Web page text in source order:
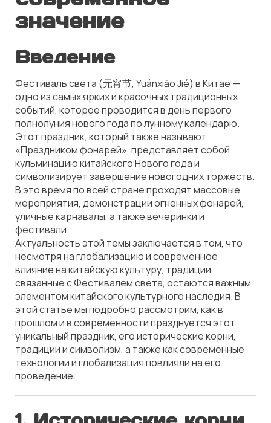
значение
Введение
Фестиваль света (元宵节, Yuánxiāo Jié) в Китае —
одно из самых ярких и красочных традиционных
событий, которое проводится в день первого
полнолуния нового года по лунному календарю.
Этот праздник, который также называют
«Праздником фонарей», представляет собой
кульминацию китайского Нового года и
символизирует завершение новогодних торжеств.
В это время по всей стране проходят массовые
мероприятия, демонстрации огненных фонарей,
уличные карнавалы, а также вечеринки и
фестивали.
Актуальность этой темы заключается в том, что
несмотря на глобализацию и современное
влияние на китайскую культуру, традиции,
связанные с Фестивалем света, остаются важным
элементом китайского культурного наследия. В
этой статье мы подробно рассмотрим, как в
прошлом и в современности празднуется этот
уникальный праздник, его исторические корни,
традиции и символизм, а также как современные
технологии и глобализация повлияли на его
проведение.